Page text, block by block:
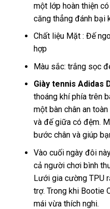
một lớp hoàn thiện
căng thẳng đánh bại
Chất liệu Mặt : Đế
hợp
Màu sắc: trắng sọc
Giày tennis Adidas
thoáng khí phía trên
một bàn chân an
và đế giữa có đệm.
bước chân và giúp
Vào cuối ngày đôi
cả người chơi bình
Lưới gia cường TPU
trợ. Trong khi Bootie
mái vừa thích nghi.